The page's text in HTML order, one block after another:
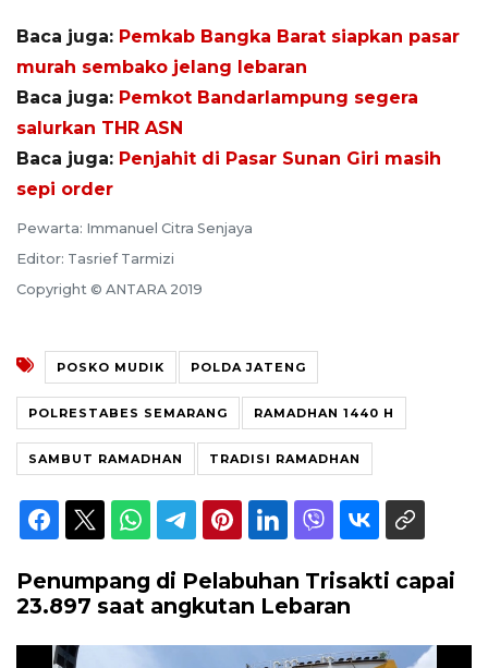
Baca juga: Pemkab Bangka Barat siapkan pasar
murah sembako jelang lebaran
Baca juga: Pemkot Bandarlampung segera
salurkan THR ASN
Baca juga: Penjahit di Pasar Sunan Giri masih
sepi order
Pewarta: Immanuel Citra Senjaya
Editor: Tasrief Tarmizi
Copyright © ANTARA 2019
POSKO MUDIK POLDA JATENG
POLRESTABES SEMARANG RAMADHAN 1440 H
SAMBUT RAMADHAN TRADISI RAMADHAN
Penumpang di Pelabuhan Trisakti capai
23.897 saat angkutan Lebaran